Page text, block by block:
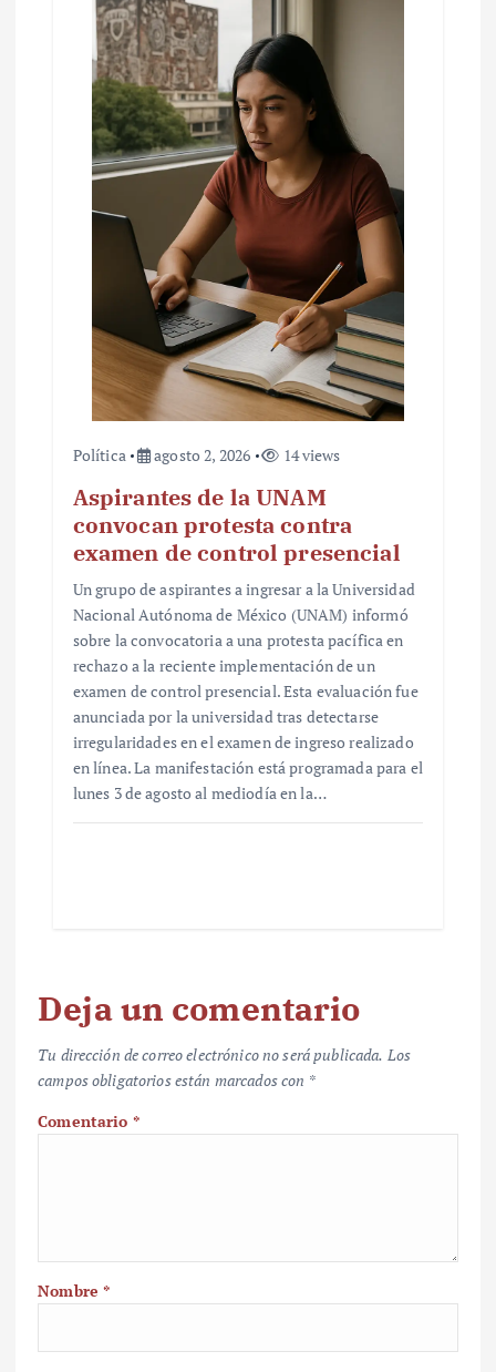
Política agosto 2, 2026 14 views
Aspirantes de la UNAM
convocan protesta contra
examen de control presencial
Un grupo de aspirantes a ingresar a la Universidad
Nacional Autónoma de México (UNAM) informó
sobre la convocatoria a una protesta pacífica en
rechazo a la reciente implementación de un
examen de control presencial. Esta evaluación fue
anunciada por la universidad tras detectarse
irregularidades en el examen de ingreso realizado
en línea. La manifestación está programada para el
lunes 3 de agosto al mediodía en la…
Deja un comentario
Tu dirección de correo electrónico no será publicada. Los
campos obligatorios están marcados con *
Comentario *
Nombre*